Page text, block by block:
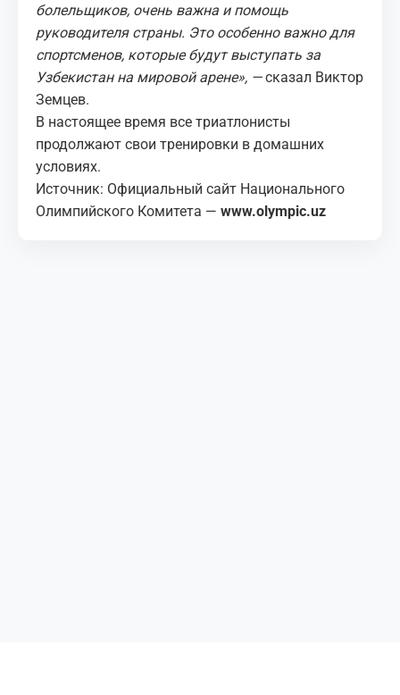
болельщиков, очень важна и помощь
руководителя страны. Это особенно важно для
спортсменов, которые будут выступать за
Узбекистан на мировой арене», —сказал Виктор
Земцев.
В настоящее время все триатлонисты
продолжают свои тренировки в домашних
условиях.
Источник: Официальный сайт Национального
Олимпийского Комитета — www.olympic.uz